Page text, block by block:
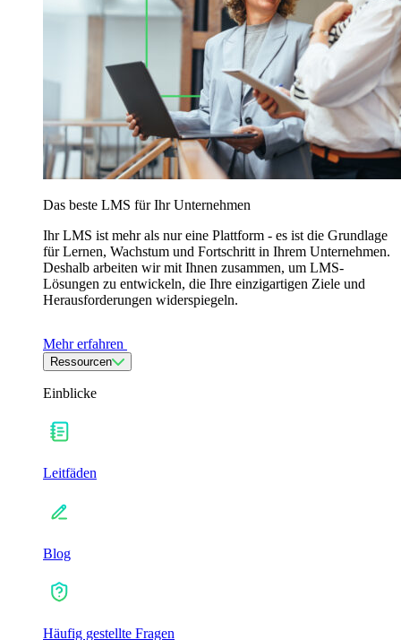
Das beste LMS für Ihr Unternehmen
Ihr LMS ist mehr als nur eine Plattform - es ist die Grundlage
für Lernen, Wachstum und Fortschritt in Ihrem Unternehmen.
Deshalb arbeiten wir mit Ihnen zusammen, um LMS-
Lösungen zu entwickeln, die Ihre einzigartigen Ziele und
Herausforderungen widerspiegeln.
Mehr erfahren
Ressourcen
Einblicke
Leitfäden
Blog
Häufig gestellte Fragen